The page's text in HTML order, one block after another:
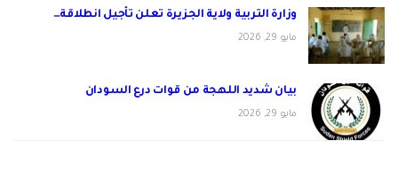
وزارة التربية ولاية الجزيرة تعلن تأجيل انطلاقة…
مايو 29, 2026
بيان شديد اللهجة من قوات درع السودان
مايو 29, 2026